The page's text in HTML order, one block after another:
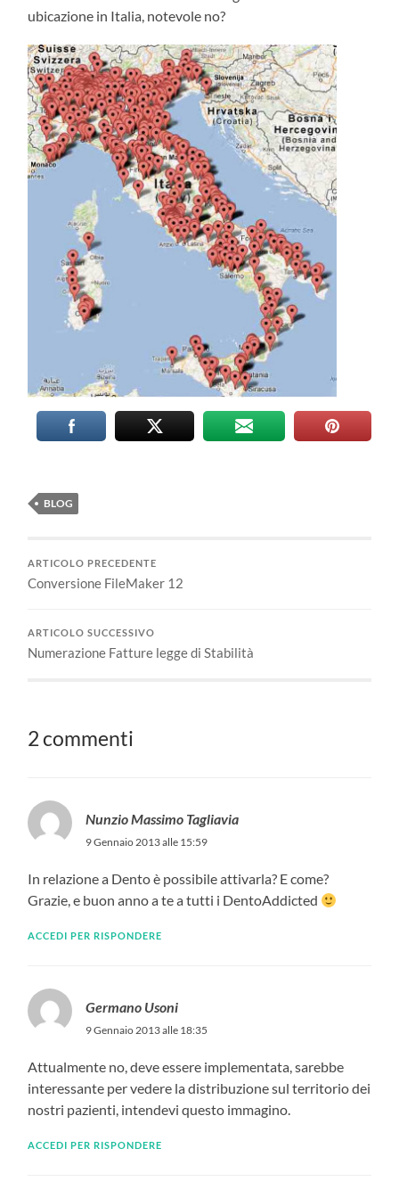
ubicazione in Italia, notevole no?
BLOG
ARTICOLO PRECEDENTE
Conversione FileMaker 12
ARTICOLO SUCCESSIVO
Numerazione Fatture legge di Stabilità
2 commenti
Nunzio Massimo Tagliavia
9 Gennaio 2013 alle 15:59
In relazione a Dento è possibile attivarla? E come?
Grazie, e buon anno a te a tutti i DentoAddicted
ACCEDI PER RISPONDERE
Germano Usoni
9 Gennaio 2013 alle 18:35
Attualmente no, deve essere implementata, sarebbe
interessante per vedere la distribuzione sul territorio dei
nostri pazienti, intendevi questo immagino.
ACCEDI PER RISPONDERE